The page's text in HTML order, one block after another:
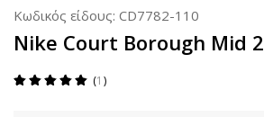
Κωδικός είδους: CD7782-110
Nike Court Borough Mid 2
1